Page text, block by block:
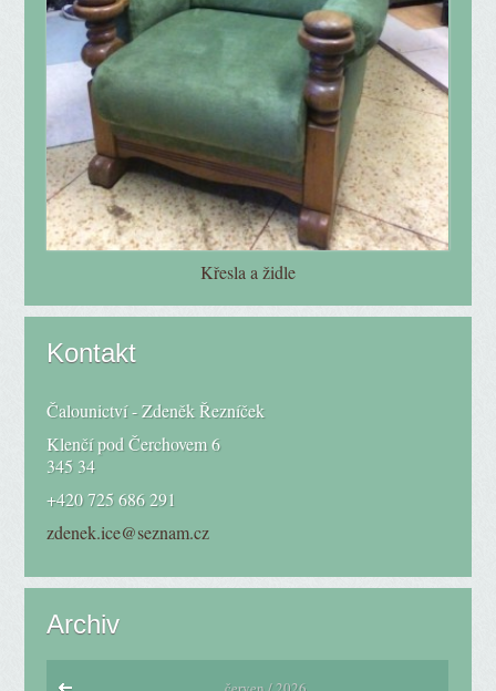
Křesla a židle
Kontakt
Čalounictví - Zdeněk Řezníček
Klenčí pod Čerchovem 6
345 34
+420 725 686 291
zdenek.ice@seznam.cz
Archiv